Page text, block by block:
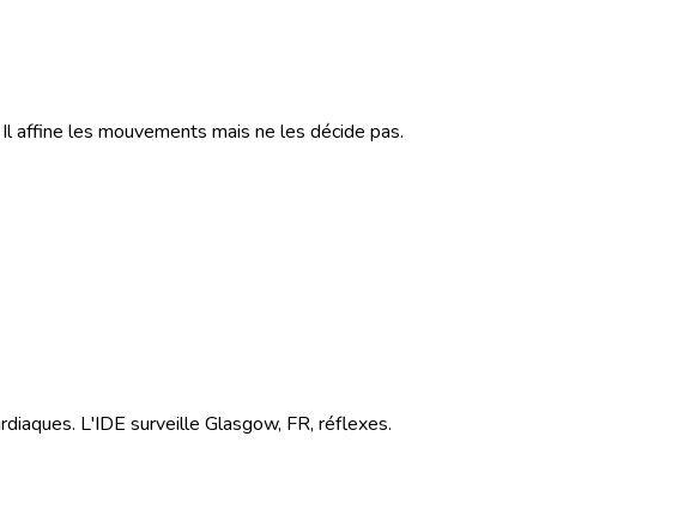
affine les mouvements mais ne les décide pas.
L'IDE surveille Glasgow, FR, réflexes.